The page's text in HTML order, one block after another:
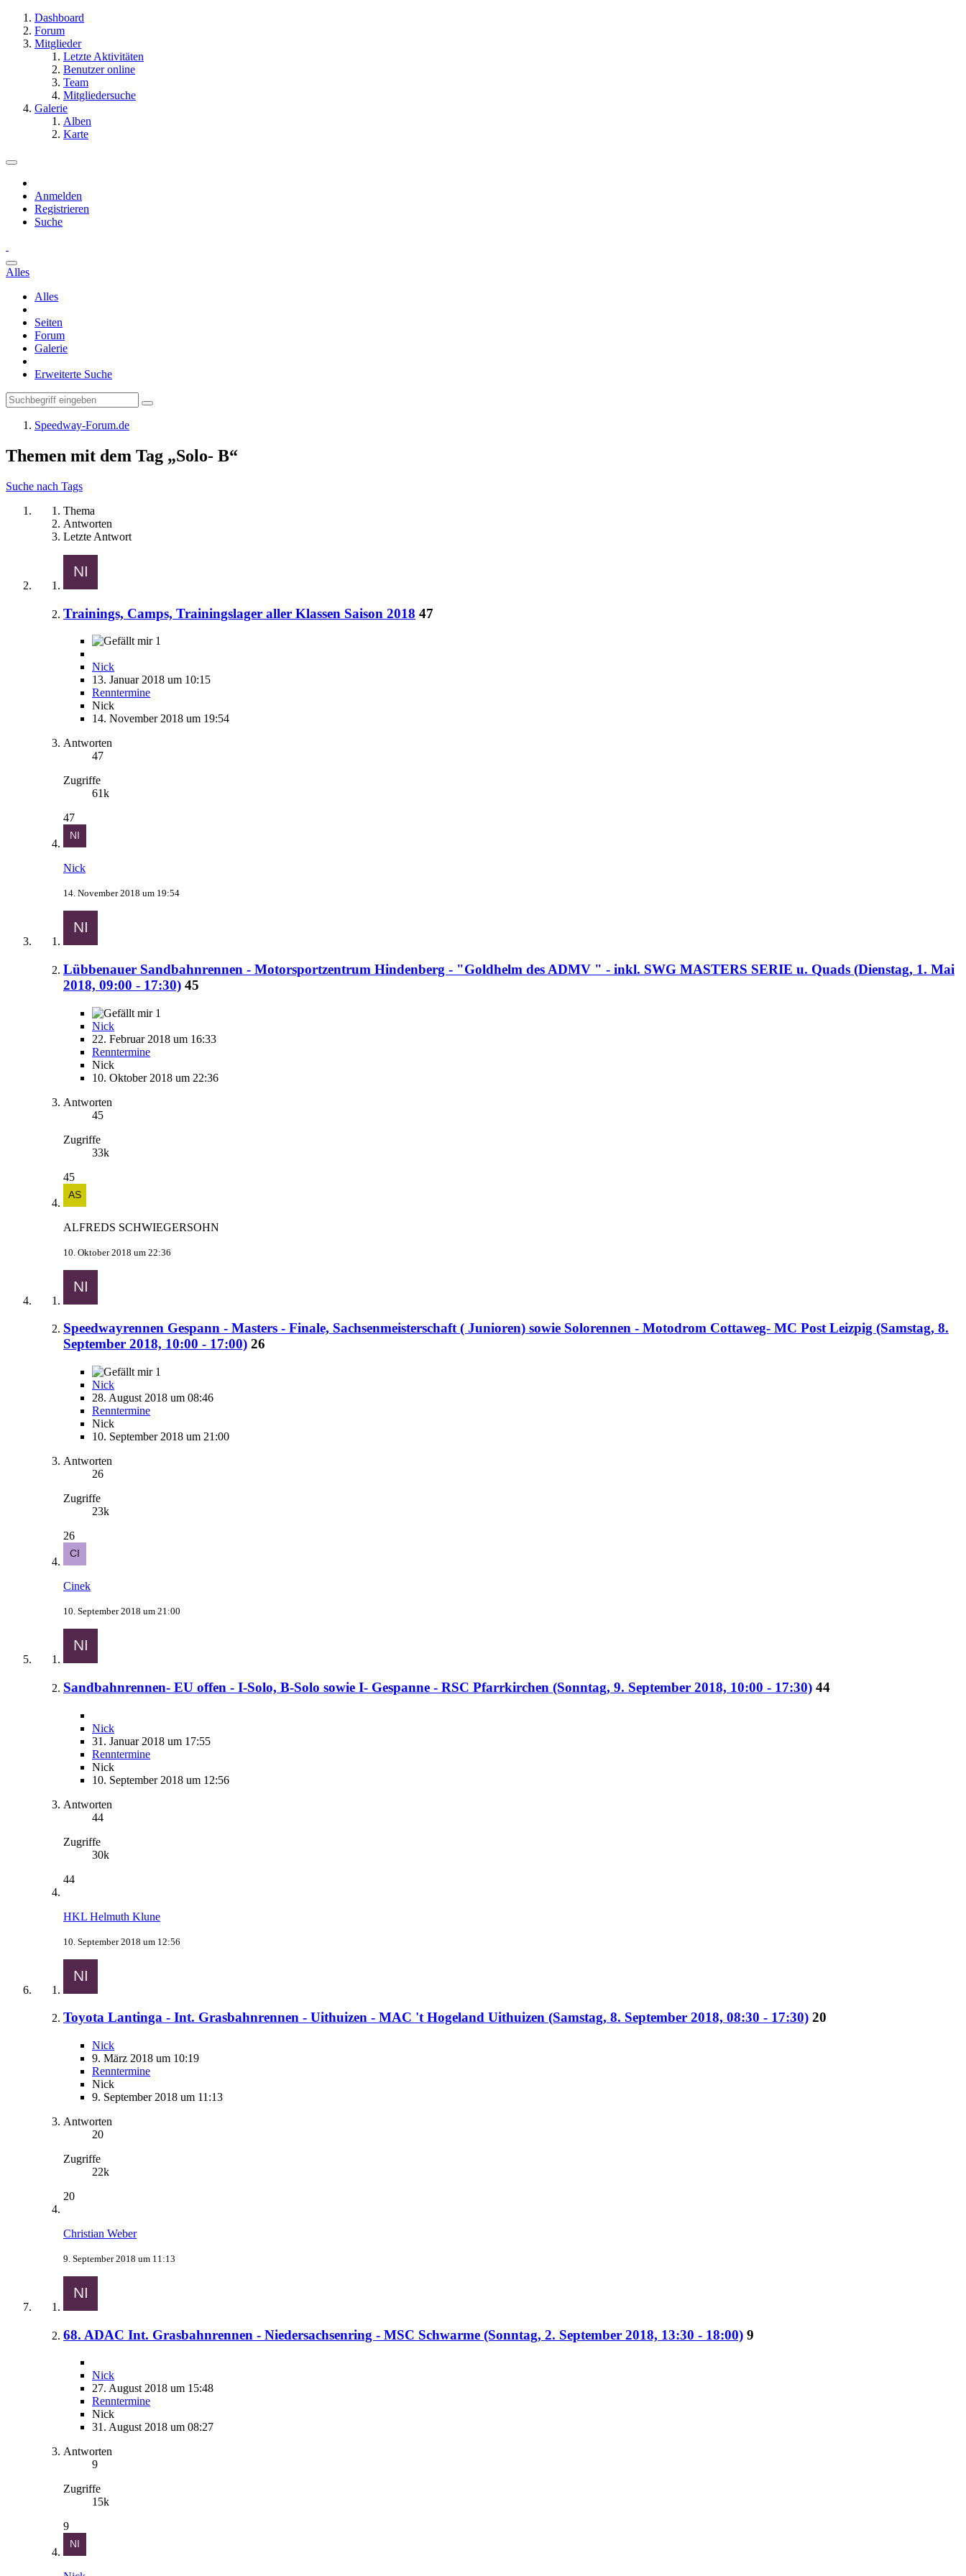
Dashboard
Forum
Mitglieder
Letzte Aktivitäten
Benutzer online
Team
Mitgliedersuche
Galerie
Alben
Karte
Anmelden
Registrieren
Suche
Alles
Alles
Seiten
Forum
Galerie
Erweiterte Suche
Speedway-Forum.de
Themen mit dem Tag „Solo- B“
Suche nach Tags
Thema
Antworten
Letzte Antwort
Trainings, Camps, Trainingslager aller Klassen Saison 2018 47
1
Nick
13. Januar 2018 um 10:15
Renntermine
Nick
14. November 2018 um 19:54
Antworten
47
Zugriffe
61k
47
Nick
14. November 2018 um 19:54
Lübbenauer Sandbahnrennen - Motorsportzentrum Hindenberg - "Goldhelm des ADMV " - inkl. SWG MASTERS SERIE u. Quads (Dienstag, 1. Mai
2018, 09:00 - 17:30) 45
1
Nick
22. Februar 2018 um 16:33
Renntermine
Nick
10. Oktober 2018 um 22:36
Antworten
45
Zugriffe
33k
45
ALFREDS SCHWIEGERSOHN
10. Oktober 2018 um 22:36
Speedwayrennen Gespann - Masters - Finale, Sachsenmeisterschaft ( Junioren) sowie Solorennen - Motodrom Cottaweg- MC Post Leizpig (Samstag, 8.
September 2018, 10:00 - 17:00) 26
1
Nick
28. August 2018 um 08:46
Renntermine
Nick
10. September 2018 um 21:00
Antworten
26
Zugriffe
23k
26
Cinek
10. September 2018 um 21:00
Sandbahnrennen- EU offen - I-Solo, B-Solo sowie I- Gespanne - RSC Pfarrkirchen (Sonntag, 9. September 2018, 10:00 - 17:30) 44
Nick
31. Januar 2018 um 17:55
Renntermine
Nick
10. September 2018 um 12:56
Antworten
44
Zugriffe
30k
44
HKL Helmuth Klune
10. September 2018 um 12:56
Toyota Lantinga - Int. Grasbahnrennen - Uithuizen - MAC 't Hogeland Uithuizen (Samstag, 8. September 2018, 08:30 - 17:30) 20
Nick
9. März 2018 um 10:19
Renntermine
Nick
9. September 2018 um 11:13
Antworten
20
Zugriffe
22k
20
Christian Weber
9. September 2018 um 11:13
68. ADAC Int. Grasbahnrennen - Niedersachsenring - MSC Schwarme (Sonntag, 2. September 2018, 13:30 - 18:00) 9
Nick
27. August 2018 um 15:48
Renntermine
Nick
31. August 2018 um 08:27
Antworten
9
Zugriffe
15k
9